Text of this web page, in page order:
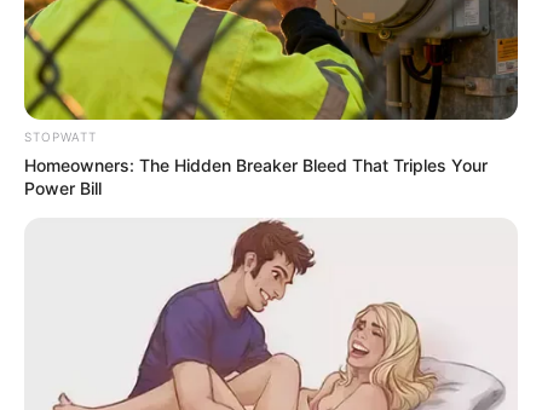
Watch The Most Jaw‑Dropping Figure Skating
Moments
BRAINBERRIES
STOPWATT
Homeowners: The Hidden Breaker Bleed That Triples Your
Power Bill